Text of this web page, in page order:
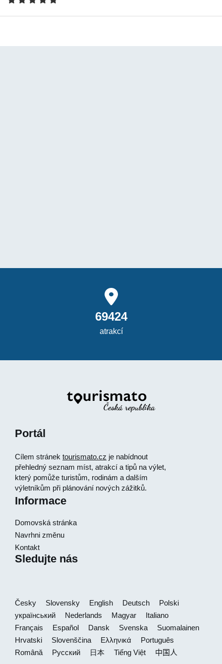
69424
atrakcí
Portál
Cílem stránek tourismato.cz je nabídnout
přehledný seznam míst, atrakcí a tipů na výlet,
který pomůže turistům, rodinám a dalším
výletníkům při plánování nových zážitků.
Informace
Domovská stránka
Navrhni změnu
Kontakt
Sledujte nás
Česky Slovensky English Deutsch
Polski
український
Nederlands Magyar
Italiano
Français
Español Dansk Svenska
Suomalainen
Hrvatski
Slovenščina Ελληνικά
Português
Română
Русский 日本 Tiếng Việt 中国人